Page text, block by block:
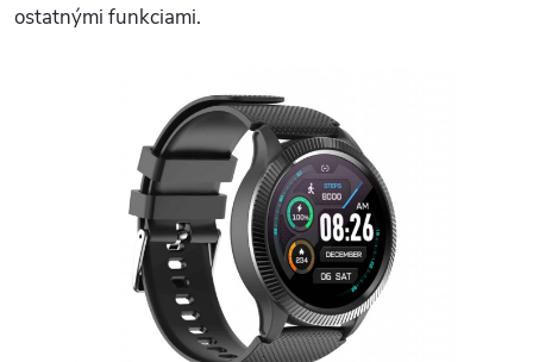
ostatnými funkciami.